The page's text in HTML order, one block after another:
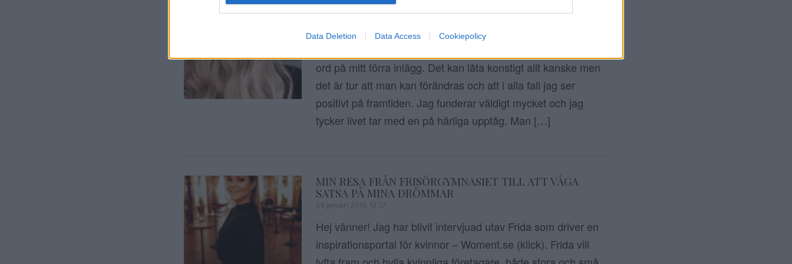
Data Deletion Data Access Cookiepolicy
LÄNGD ELLER HÅRFÄRG?
ord på mitt förra inlägg. Det kan låta konstigt allt kanske men
det är tur att man kan förändras och att i alla fall jag ser
positivt på framtiden. Jag funderar väldigt mycket och jag
tycker livet tar med en på härliga upptåg. Man […]
MIN RESA FRÅN FRISÖRGYMNASIET TILL ATT VÅGA
SATSA PÅ MINA DRÖMMAR
29 januari 2019, 12:27
Hej vänner! Jag har blivit intervjuad utav Frida som driver en
inspirationsportal för kvinnor – Woment.se (klick). Frida vill